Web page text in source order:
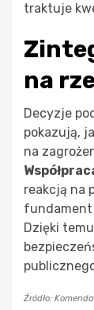
traktuje
na
Decyzje
pokazują,
na
reakcją na
fundament
Dzięki
Źródło: